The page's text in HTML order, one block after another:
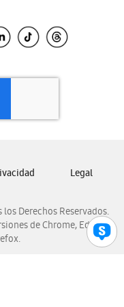
Derechos Reservados.
de Chrome, Edge,
Legal